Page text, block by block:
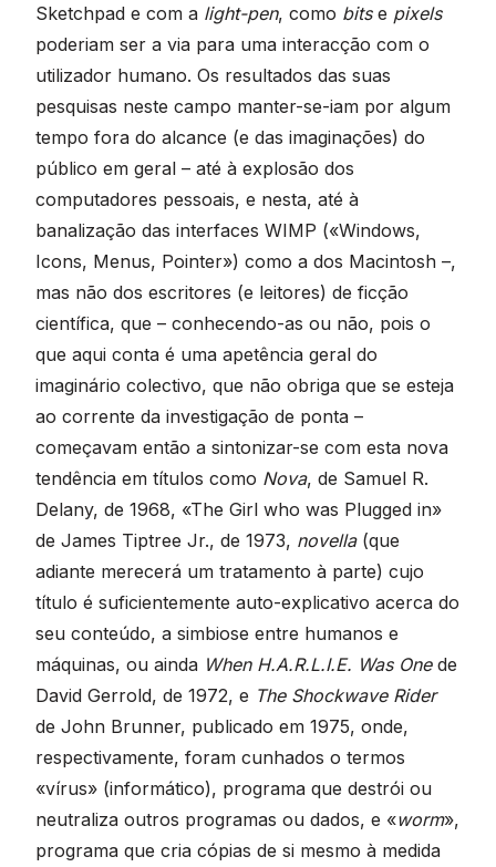
Sketchpad e com a light-pen, como bitse pixels
poderiam ser a via para uma interacção com o
utilizador humano. Os resultados das suas
pesquisas neste campo manter-se-iam por algum
tempo fora do alcance (e das imaginações) do
público em geral – até à explosão dos
computadores pessoais, e nesta, até à
banalização das interfaces WIMP («Windows,
Icons, Menus, Pointer») como a dos Macintosh –,
mas não dos escritores (e leitores) de ficção
científica, que – conhecendo-as ou não, pois o
que aqui conta é uma apetência geral do
imaginário colectivo, que não obriga que se esteja
ao corrente da investigação de ponta –
começavam então a sintonizar-se com esta nova
tendência em títulos como Nova, de Samuel R.
Delany, de 1968, «The Girl who was Plugged in»
de James Tiptree Jr., de 1973, novella(que
adiante merecerá um tratamento à parte) cujo
título é suficientemente auto-explicativo acerca do
seu conteúdo, a simbiose entre humanos e
máquinas, ou ainda When H.A.R.L.I.E. Was Onede
David Gerrold, de 1972, e The Shockwave Rider
de John Brunner, publicado em 1975, onde,
respectivamente, foram cunhados o termos
«vírus» (informático), programa que destrói ou
neutraliza outros programas ou dados, e «worm»,
programa que cria cópias de si mesmo à medida